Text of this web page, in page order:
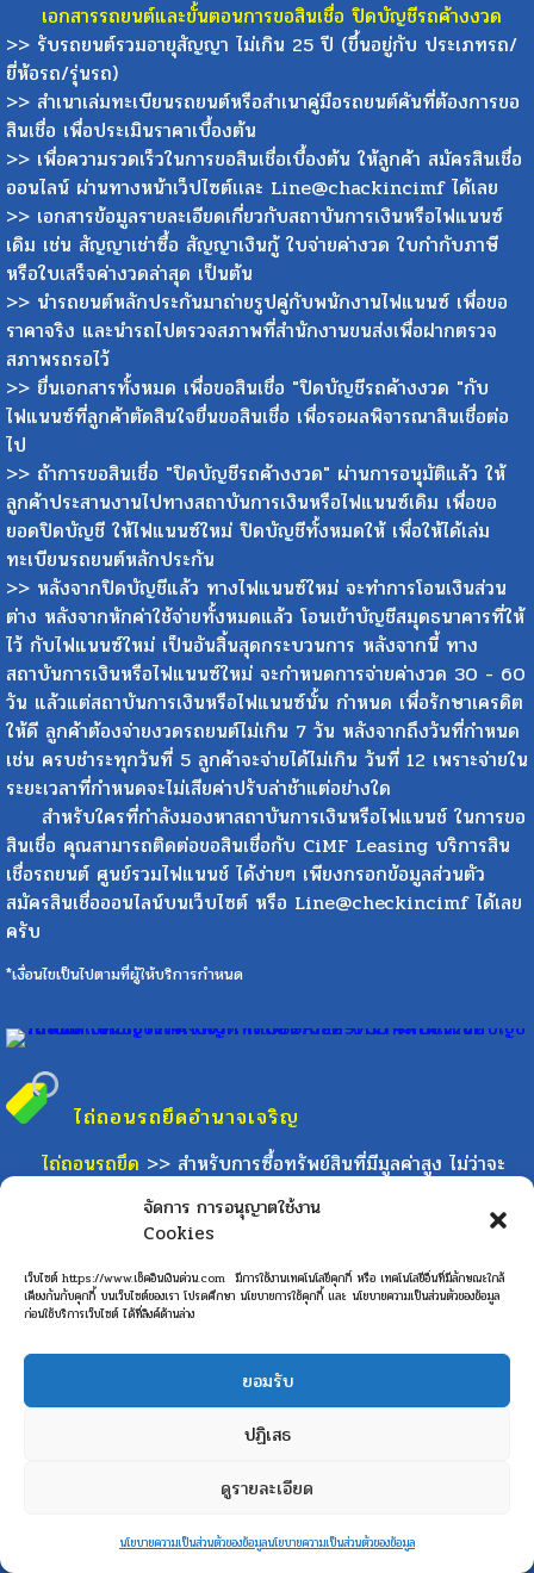
จัดการ การอนุญาตใช้งาน
Cookies
เว็บไซต์ https://www.เช็คอินเงินด่วน.com มีการใช้งานเทคโนโลยีคุกกี้ หรือ เทคโนโลยีอื่นที่มีลักษณะใกล้
เคียงกันกับคุกกี้ บนเว็บไซต์ของเรา โปรดศึกษา นโยบายการใช้คุกกี้ และ นโยบายความเป็นส่วนตัวของข้อมูล
ก่อนใช้บริการเว็บไซต์ ได้ที่ลิงค์ด้านล่าง
ยอมรับ
ปฏิเสธ
ดูรายละเอียด
นโยบายความเป็นส่วนตัวของข้อมูลนโยบายความเป็นส่วนตัวของข้อมูล
เอกสารรถยนต์และขั้นตอนการขอสินเชื่อ ปิดบัญชีรถค้างงวด
>> รับรถยนต์รวมอายุสัญญา ไม่เกิน 25 ปี (ขึ้นอยู่กับ ประเภทรถ/
ยี่ห้อรถ/รุ่นรถ)
>> สำเนาเล่มทะเบียนรถยนต์หรือสำเนาคู่มือรถยนต์คันที่ต้องการขอ
สินเชื่อ เพื่อประเมินราคาเบื้องต้น
>> เพื่อความรวดเร็วในการขอสินเชื่อเบื้องต้น ให้ลูกค้า สมัครสินเชื่อ
ออนไลน์ ผ่านทางหน้าเว็ปไซต์เเละ Line@chackincimf ได้เลย
>> เอกสารข้อมูลรายละเอียดเกี่ยวกับสถาบันการเงินหรือไฟแนนซ์
เดิม เช่น สัญญาเช่าซื้อ สัญญาเงินกู้ ใบจ่ายค่างวด ใบกำกับภาษี
หรือใบเสร็จค่างวดล่าสุด เป็นต้น
>> นำรถยนต์หลักประกันมาถ่ายรูปคู่กับพนักงานไฟแนนซ์ เพื่อขอ
ราคาจริง และนำรถไปตรวจสภาพที่สำนักงานขนส่งเพื่อฝากตรวจ
สภาพรถรอไว้
>> ยื่นเอกสารทั้งหมด เพื่อขอสินเชื่อ "ปิดบัญชีรถค้างงวด "กับ
ไฟแนนซ์ที่ลูกค้าตัดสินใจยื่นขอสินเชื่อ เพื่อรอผลพิจารณาสินเชื่อต่อ
ไป
>> ถ้าการขอสินเชื่อ "ปิดบัญชีรถค้างงวด" ผ่านการอนุมัติแล้ว ให้
ลูกค้าประสานงานไปทางสถาบันการเงินหรือไฟแนนซ์เดิม เพื่อขอ
ยอดปิดบัญชี ให้ไฟแนนซ์ใหม่ ปิดบัญชีทั้งหมดให้ เพื่อให้ได้เล่ม
ทะเบียนรถยนต์หลักประกัน
>> หลังจากปิดบัญชีแล้ว ทางไฟแนนซ์ใหม่ จะทำการโอนเงินส่วน
ต่าง หลังจากหักค่าใช้จ่ายทั้งหมดแล้ว โอนเข้าบัญชีสมุดธนาคารที่ให้
ไว้ กับไฟแนนซ์ใหม่ เป็นอันสิ้นสุดกระบวนการ หลังจากนี้ ทาง
สถาบันการเงินหรือไฟแนนซ์ใหม่ จะกำหนดการจ่ายค่างวด 30 - 60
วัน แล้วแต่สถาบันการเงินหรือไฟแนนซ์นั้น กำหนด เพื่อรักษาเครดิต
ให้ดี ลูกค้าต้องจ่ายงวดรถยนต์ไม่เกิน 7 วัน หลังจากถึงวันที่กำหนด
เช่น ครบชำระทุกวันที่ 5 ลูกค้าจะจ่ายได้ไม่เกิน วันที่ 12 เพราะจ่ายใน
ระยะเวลาที่กำหนดจะไม่เสียค่าปรับล่าช้าแต่อย่างใด
สำหรับใครที่กำลังมองหาสถาบันการเงินหรือไฟแนนช์ ในการขอ
สินเชื่อ คุณสามารถติดต่อขอสินเชื่อกับ CiMF Leasing บริการสิน
เชื่อรถยนต์ ศูนย์รวมไฟแนนช์ ได้ง่ายๆ เพียงกรอกข้อมูลส่วนตัว
สมัครสินเชื่อออนไลน์บนเว็บไซต์ หรือ Line@checkincimf ได้เลย
ครับ
*เงื่อนไขเป็นไปตามที่ผู้ให้บริการกำหนด
ไถ่ถอนรถยึดอำนาจเจริญ
ไถ่ถอนรถยึด >> สำหรับการซื้อทรัพย์สินที่มีมูลค่าสูง ไม่ว่าจะ
เป็น รถยนต์ รถกระบะ รถเก๋ง รถบรรทุก รถการเกษตร หรือ
รถยนต์ชนิดอื่น ๆ ส่วนมากเราไม่สามารถซื้อได้ด้วยเงินสด ไม่ว่าจะ
ปัจจัยจากสภาพคล่องทางการเงิน การประกอบอาชีพที่ไม่แน่นอน
หรือต้องการวางแผนทางการเงินที่ยังไม่สามารถจ่ายเงิดสดซื้อได้ใน
คราวเดียว จึงนิยมใช้วิธีกู้เงินหรือเรียกว่า "จัดไฟแนนซ์" แต่เมื่อผ่อน
ติดต่อกัน หรือมากกว่านั้น จึงถูกสถาบันการเงินหรือไฟแนนซ์ยึดไป
เก็บไว้โกดังรอลูกค้าไปไถ่ถอนภายใน 30 วันทำการ ตามเงื่อนไขของ
สถาบันการเงินหรือไฟแนนซ์กำหนด แต่ลูกค้ามีความประสงค์จะใช้
รถยนต์ต่อไป เรามีสินเชื่อ "ไถ่ถอนรถยึด"
ระยะเวลาที่สามารถ "ไถ่ถอนรถยึด" ได้นั้นตามกฎของสถาบัน
การเงินแล้วจะสามารถให้ปล่อยสินเชื่อไฟแนนซ์รถยนต์ได้ ผู้ยื่นขอสิน
เชื่อต้องผ่อนรถมาแล้วเกินครึ่งสัญญาของงวดที่ทำการผ่อนชำระ เช่น
สินเชื่อรถยนต์ที่เลือกระยะเวลาผ่อนชำระทั้งหมด 7 ปี จำนวน 84